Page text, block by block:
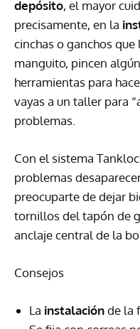
depósito, el mayor
precisamente, en la
cinchas o ganchos
manguito, pincen
herramientas para
vayas a un taller para
problemas.
Con el sistema
problemas
preocuparte de dejar
tornillos del tapón de
anclaje central de la
Consejos
La instalaciónde la